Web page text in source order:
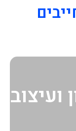
ועיצוב